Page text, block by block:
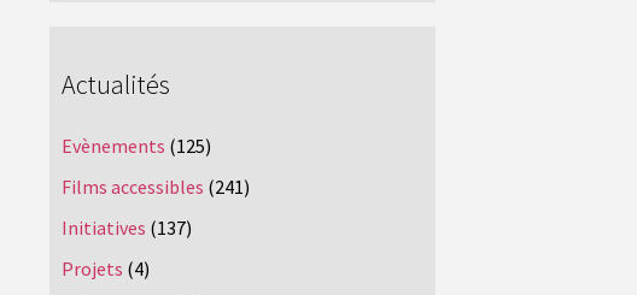
Actualités
Evènements (125)
Films accessibles (241)
Initiatives (137)
Projets (4)